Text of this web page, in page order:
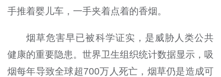
手推着婴儿车，一手夹着点着的香烟。
烟草危害早已被科学证实，是威胁人类公共
健康的重要隐患。世界卫生组织统计数据显示，吸
烟每年导致全球超700万人死亡，烟草仍是造成可